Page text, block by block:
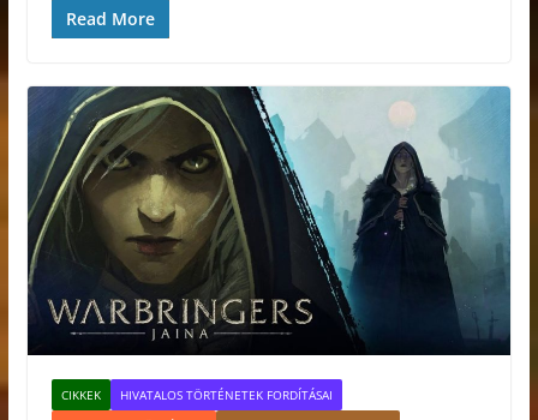
Read More
CIKKEK
HIVATALOS TÖRTÉNETEK FORDÍTÁSAI